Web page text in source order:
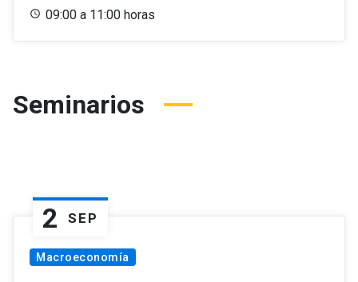
09:00 a 11:00 horas
Seminarios
2 SEP
Macroeconomía